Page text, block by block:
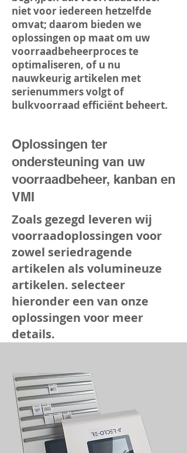
niet voor iedereen hetzelfde
omvat; daarom bieden we
oplossingen op maat om uw
voorraadbeheerproces te
optimaliseren, of u nu
nauwkeurig artikelen met
serienummers volgt of
bulkvoorraad efficiënt beheert.
Oplossingen ter
ondersteuning van uw
voorraadbeheer, kanban en
VMI
Zoals gezegd leveren wij
voorraadoplossingen voor
zowel seriedragende
artikelen als volumineuze
artikelen. selecteer
hieronder een van onze
oplossingen voor meer
details.